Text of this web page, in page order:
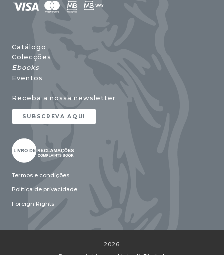
Catálogo
Colecções
Ebooks
Eventos
Receba a nossa newsletter
SUBSCREVA AQUI
Termos e condições
Política de privacidade
Foreign Rights
2026